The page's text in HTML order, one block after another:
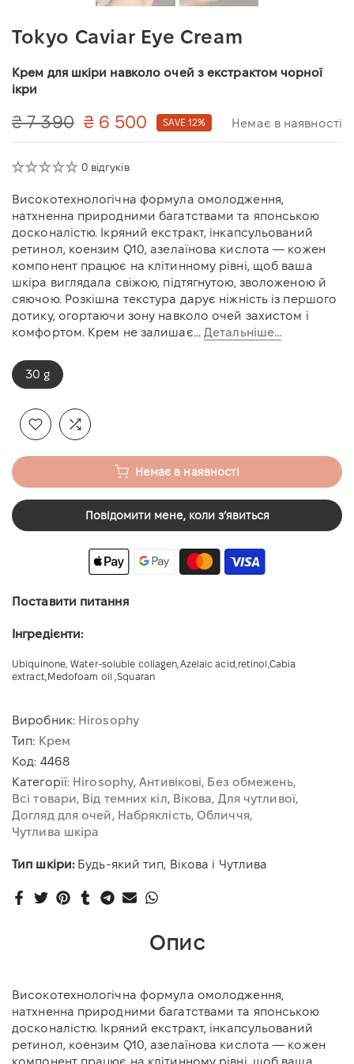
Tokyo Caviar Eye Cream
Крем для шкіри навколо очей з екстрактом чорної
ікри
₴ 7 390 ₴ 6 500 SAVE 12% Немає в наявності
0 відгуків
Високотехнологічна формула омолодження,
натхненна природними багатствами та японською
досконалістю. Ікряний екстракт, інкапсульований
ретинол, коензим Q10, азелаїнова кислота — кожен
компонент працює на клітинному рівні, щоб ваша
шкіра виглядала свіжою, підтягнутою, зволоженою й
сяючою. Розкішна текстура дарує ніжність із першого
дотику, огортаючи зону навколо очей захистом і
комфортом. Крем не залишає...Детальніше...
30 g
Немає в наявності
Повідомити мене, коли зʼявиться
Поставити питання
Інгредієнти:
Ubiquinone, Water-soluble collagen,Azelaic acid,retinol,Cabia
extract,Medofoam oil ,Squaran
Виробник: Hirosophy
Тип: Крем
Код: 4468
Категорії: Hirosophy Антивікові Без обмежень
Всі товари Від темних кіл Вікова Для чутливої
Догляд для очей Набряклість Обличчя
Чутлива шкіра
Тип шкіри: Будь-який тип, Вікова і Чутлива
Опис
Високотехнологічна формула омолодження,
натхненна природними багатствами та японською
досконалістю. Ікряний екстракт, інкапсульований
ретинол, коензим Q10, азелаїнова кислота — кожен
компонент працює на клітинному рівні, щоб ваша